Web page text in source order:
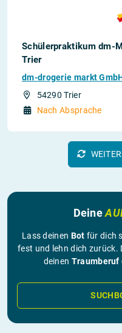
Schülerpraktikum dm-
Trier
dm-drogerie markt
54290 Trier
Nach Absprache
Deine
Lass deinen Bot für dich
fest und lehn dich zurück.
deinen Traumberuf